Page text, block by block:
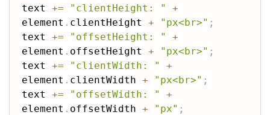
text += "clientHeight: "
+
element . clientHeight + "px<br>" ;
text += "offsetHeight: "
+
element . offsetHeight + "px<br>" ;
text += "clientWidth: "
+
element . clientWidth + "px<br>" ;
text += "offsetWidth: "
+
element . offsetWidth + "px" ;